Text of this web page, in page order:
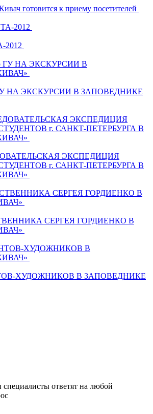
готовится к приему посетителей
НА ЭКСКУРСИИ В ЗАПОВЕДНИКЕ
ЭКСПЕДИЦИЯ
г. САНКТ-ПЕТЕРБУРГА В
СЕРГЕЯ ГОРДИЕНКО В
ХУДОЖНИКОВ В ЗАПОВЕДНИКЕ
ответят на любой